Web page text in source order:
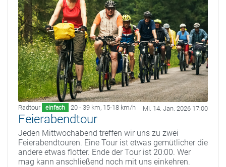
Radtour einfach 20 - 39 km, 15-18 km/h Mi. 14. Jan. 2026 17:00
Feierabendtour
Jeden Mittwochabend treffen wir uns zu zwei
Feierabendtouren. Eine Tour ist etwas gemütlicher die
andere etwas flotter. Ende der Tour ist 20:00. Wer
mag kann anschließend noch mit uns einkehren.